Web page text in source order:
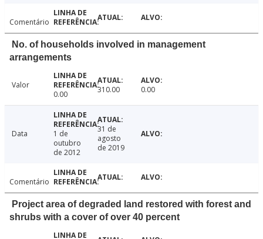
Comentário
No. of households involved in management
arrangements
Valor
0.00
310.00 0.00
Data
1 de
outubro
de 2012
31 de
agosto
de 2019
Comentário
Project area of degraded land restored with forest and
shrubs with a cover of over 40 percent